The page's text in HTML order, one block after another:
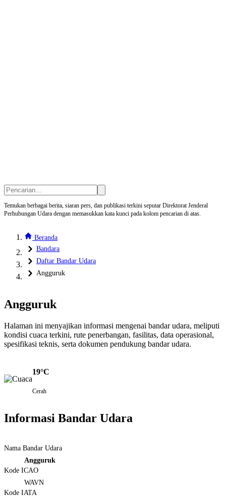
Temukan berbagai berita, siaran pers, dan publikasi terkini seputar Direktorat Jenderal
Perhubungan Udara dengan memasukkan kata kunci pada kolom pencarian di atas.
Beranda
Bandara
Daftar Bandar Udara
Angguruk
Angguruk
Halaman ini menyajikan informasi mengenai bandar udara, meliputi
kondisi cuaca terkini, rute penerbangan, fasilitas, data operasional,
spesifikasi teknis, serta dokumen pendukung bandar udara.
19°C
Cerah
Informasi Bandar Udara
Nama Bandar Udara
Angguruk
Kode ICAO
WAVN
Kode IATA